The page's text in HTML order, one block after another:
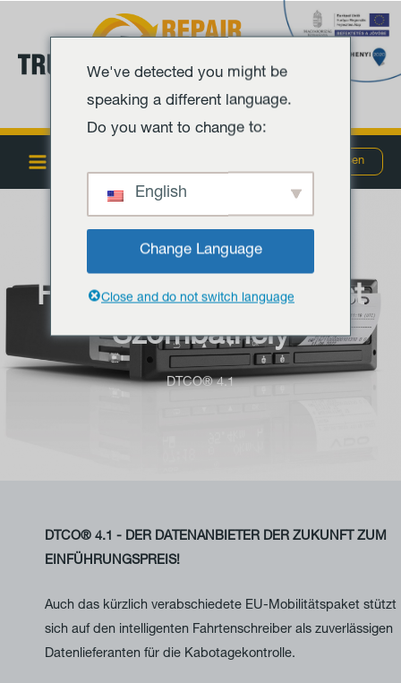
springen
Hauptmenü
Debrecen
Fahrtenschreiber-Dienst
Szombathely
DTCO® 4.1
DTCO® 4.1 - DER DATENANBIETER DER ZUKUNFT ZUM
EINFÜHRUNGSPREIS!
Auch das kürzlich verabschiedete EU-Mobilitätspaket stützt
sich auf den intelligenten Fahrtenschreiber als zuverlässigen
Datenlieferanten für die Kabotagekontrolle.
We've detected you might be
speaking a different language.
Do you want to change to:
English
Change Language
Close and do not switch language